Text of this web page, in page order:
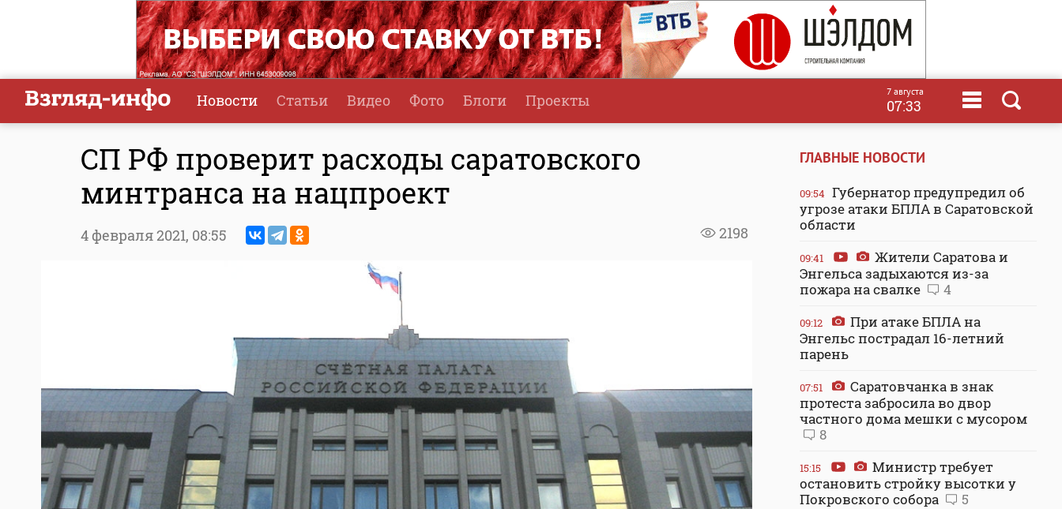
Новости Статьи Видео Фото Блоги Проекты 7 августа
07:33
СП РФ проверит расходы саратовского
минтранса на нацпроект
2198
4 февраля 2021, 08:55
ГЛАВНЫЕ НОВОСТИ
09:54 Губернатор предупредил об
угрозе атаки БПЛА в Саратовской
области
09:41
Жители Саратова и
Энгельса задыхаются из-за
пожара на свалке
4
09:12
При атаке БПЛА на
Энгельс пострадал 16-летний
парень
07:51
Саратовчанка в знак
протеста забросила во двор
частного дома мешки с мусором
8
15:15
Министр требует
остановить стройку высотки у
Покровского собора
5